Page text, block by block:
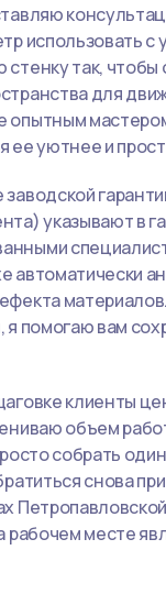
использовать с
так, чтобы
для
ее уютнее и
указывают в
помогаю вам
клиенты
объем
собрать
снова
рабочем месте